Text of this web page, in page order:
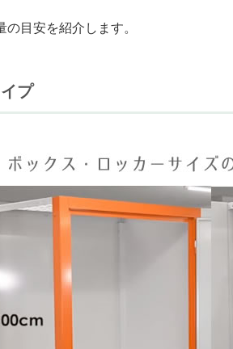
目安を紹介します。
プ